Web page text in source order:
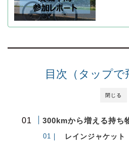
閉じる
目次（タップで
300kmから増える持ち
レインジャケット